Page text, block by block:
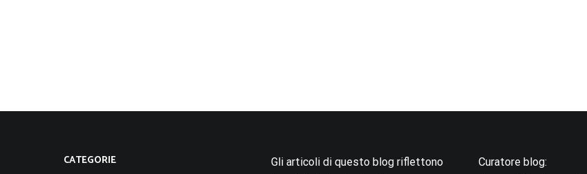
CATEGORIE
Gli articoli di questo blog riflettono
Curatore blog: